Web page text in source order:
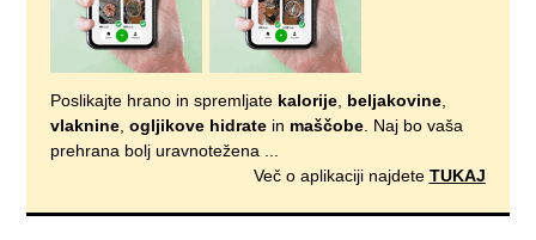
Poslikajte hrano in spremljate kalorije, beljakovine,
vlaknine,ogljikove hidrate in maščobe. Naj bo vaša
prehrana bolj uravnotežena ...
Več o aplikaciji najdete TUKAJ